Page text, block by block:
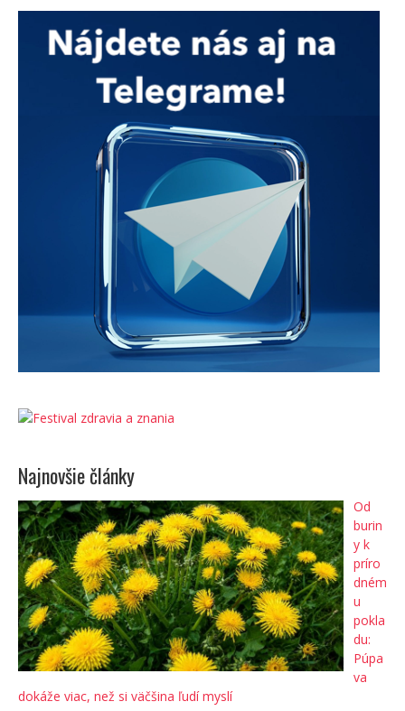
Najnovšie články
Od
burin
y k
príro
dném
u
pokla
du:
Púpa
va
dokáže viac, než si väčšina ľudí myslí